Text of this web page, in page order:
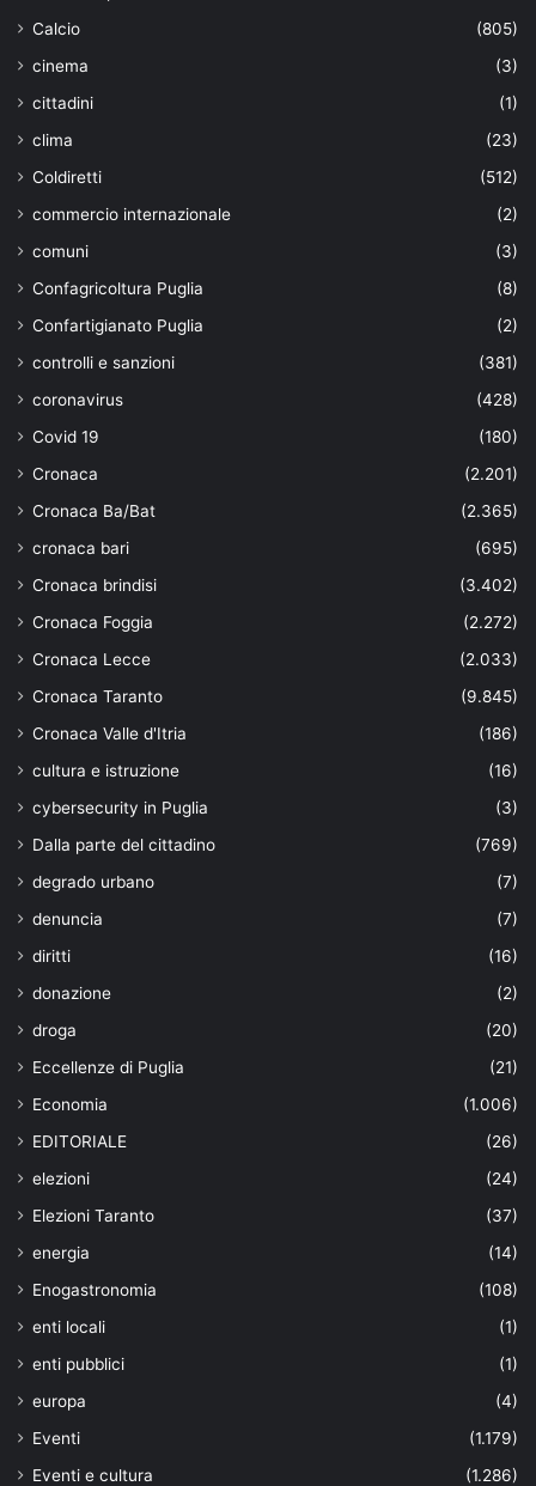
Calcio
(805)
cinema
(3)
cittadini
(1)
clima
(23)
Coldiretti
(512)
commercio internazionale
(2)
comuni
(3)
Confagricoltura Puglia
(8)
Confartigianato Puglia
(2)
controlli e sanzioni
(381)
coronavirus
(428)
Covid 19
(180)
Cronaca
(2.201)
Cronaca Ba/Bat
(2.365)
cronaca bari
(695)
Cronaca brindisi
(3.402)
Cronaca Foggia
(2.272)
Cronaca Lecce
(2.033)
Cronaca Taranto
(9.845)
Cronaca Valle d'Itria
(186)
cultura e istruzione
(16)
cybersecurity in Puglia
(3)
Dalla parte del cittadino
(769)
degrado urbano
(7)
denuncia
(7)
diritti
(16)
donazione
(2)
droga
(20)
Eccellenze di Puglia
(21)
Economia
(1.006)
EDITORIALE
(26)
elezioni
(24)
Elezioni Taranto
(37)
energia
(14)
Enogastronomia
(108)
enti locali
(1)
enti pubblici
(1)
europa
(4)
Eventi
(1.179)
Eventi e cultura
(1.286)